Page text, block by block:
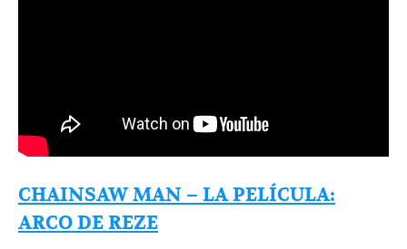
CHAINSAW MAN – LA PELÍCULA:
ARCO DE REZE